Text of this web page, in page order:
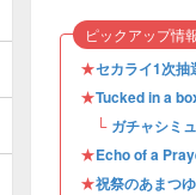
★セカライ1次抽
★Tucked in a
└ ガチャシミ
★Echo of a
★祝祭のあまつ
ピックアップ情